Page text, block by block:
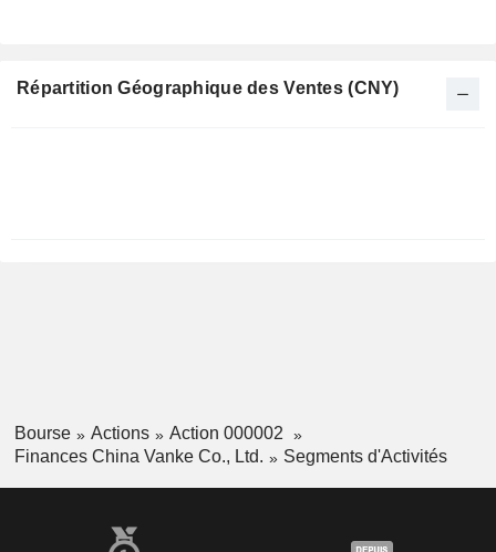
Répartition Géographique des Ventes (CNY)
Bourse Actions
Action 000002
Finances China Vanke Co., Ltd.
Segments d'Activités